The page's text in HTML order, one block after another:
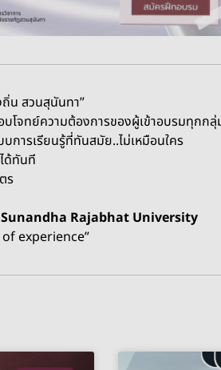
นันทา”
มต้องการของผู้เข้าอบรมทุกก
ที่ทันสมัย..ไม่เหมือนใคร
ที
Rajabhat University